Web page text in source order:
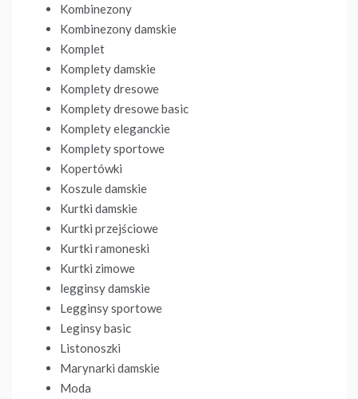
Kombinezony
Kombinezony damskie
Komplet
Komplety damskie
Komplety dresowe
Komplety dresowe basic
Komplety eleganckie
Komplety sportowe
Kopertówki
Koszule damskie
Kurtki damskie
Kurtki przejściowe
Kurtki ramoneski
Kurtki zimowe
legginsy damskie
Legginsy sportowe
Leginsy basic
Listonoszki
Marynarki damskie
Moda